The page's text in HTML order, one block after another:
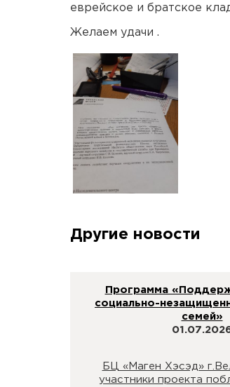
еврейское и братское
Желаем удачи .
Другие новости
Программа
социально-
семей»
БЦ «Маген Хэсэд»
участники проекта